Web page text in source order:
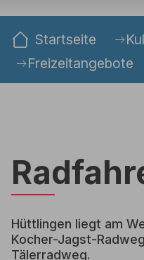
Startseite
Freizeitangebote
Hüttlingen liegt am
Kocher-Jagst-
Tälerradweg.